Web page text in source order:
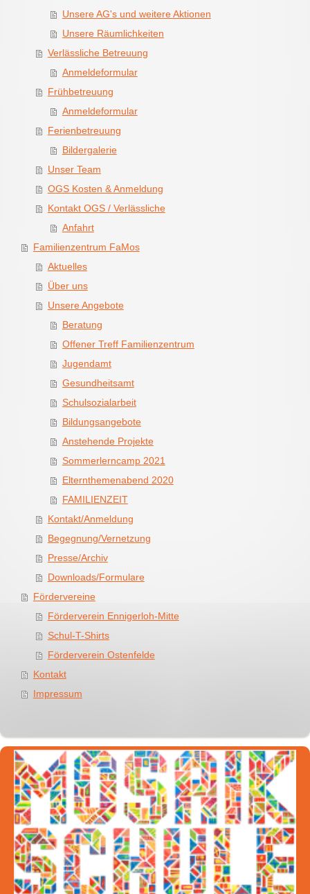
Unsere AG's und weitere Aktionen
Unsere Räumlichkeiten
Verlässliche Betreuung
Anmeldeformular
Frühbetreuung
Anmeldeformular
Ferienbetreuung
Bildergalerie
Unser Team
OGS Kosten & Anmeldung
Kontakt OGS / Verlässliche
Anfahrt
Familienzentrum FaMos
Aktuelles
Über uns
Unsere Angebote
Beratung
Offener Treff Familienzentrum
Jugendamt
Gesundheitsamt
Schulsozialarbeit
Bildungsangebote
Anstehende Projekte
Sommerlerncamp 2021
Elternthemenabend 2020
FAMILIENZEIT
Kontakt/Anmeldung
Begegnung/Vernetzung
Presse/Archiv
Downloads/Formulare
Fördervereine
Förderverein Ennigerloh-Mitte
Schul-T-Shirts
Förderverein Ostenfelde
Kontakt
Impressum